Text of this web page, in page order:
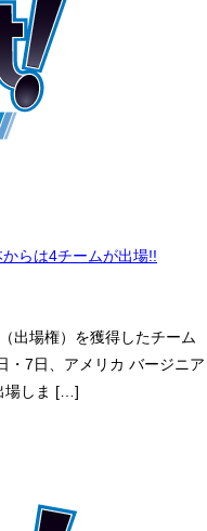
らは4チームが出場!!
出場権）を獲得したチーム
・7日、アメリカ バージニア
場しま […]